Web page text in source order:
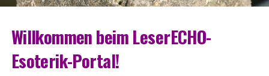
Will­kom­men beim LeserECHO-
Esoterik-Portal!